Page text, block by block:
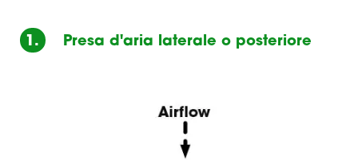
1. Presa d'aria laterale o posteriore